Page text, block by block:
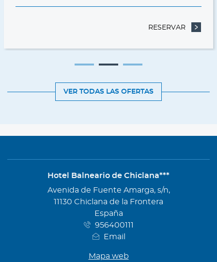
RESERVAR -
VER TODAS LAS OFERTAS
DirecciónHotel Balneario de Chiclana***
Avenida de Fuente Amarga, s/n,
11130 Chiclana de la Frontera
España
956400111
Email
Mapa web